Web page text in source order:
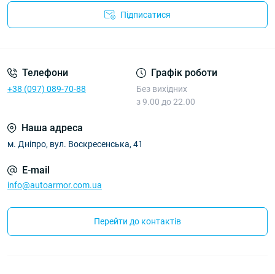
Підписатися
Телефони
+38 (097) 089-70-88
Графік роботи
Без вихідних
з 9.00 до 22.00
Наша адреса
м. Дніпро, вул. Воскресенська, 41
E-mail
info@autoarmor.com.ua
Перейти до контактів